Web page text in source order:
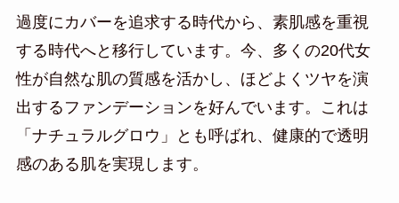
過度にカバーを追求する時代から、素肌感を重視
する時代へと移行しています。今、多くの20代女
性が自然な肌の質感を活かし、ほどよくツヤを演
出するファンデーションを好んでいます。これは
「ナチュラルグロウ」とも呼ばれ、健康的で透明
感のある肌を実現します。